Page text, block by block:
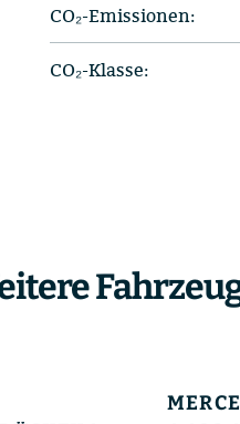
CO₂-Emissionen:
CO₂-Klasse: